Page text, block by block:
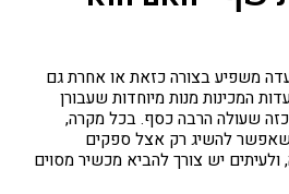
משפיע בצורה כזאת או אחרת גם
המכינות מנות מיוחדות שעבורן
כזה שעולה הרבה כסף. בכל מקרה,
שאפשר להשיג רק אצל ספקים
יש צורך להביא מכשיר מסוים